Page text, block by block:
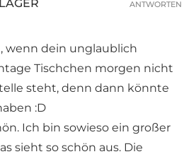
wenn dein unglaublich
Tischchen morgen nicht
steht, denn dann könnte
:D
Ich bin sowieso ein großer
sieht so schön aus. Die
ANTWORTEN